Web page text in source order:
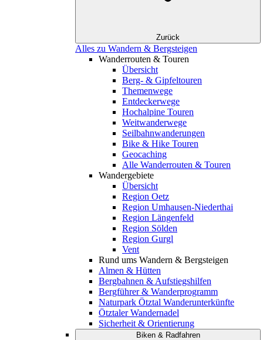
Zurück
Alles zu Wandern & Bergsteigen
Wanderrouten & Touren
Übersicht
Berg- & Gipfeltouren
Themenwege
Entdeckerwege
Hochalpine Touren
Weitwanderwege
Seilbahnwanderungen
Bike & Hike Touren
Geocaching
Alle Wanderrouten & Touren
Wandergebiete
Übersicht
Region Oetz
Region Umhausen-Niederthai
Region Längenfeld
Region Sölden
Region Gurgl
Vent
Rund ums Wandern & Bergsteigen
Almen & Hütten
Bergbahnen & Aufstiegshilfen
Bergführer & Wanderprogramm
Naturpark Ötztal Wanderunterkünfte
Ötztaler Wandernadel
Sicherheit & Orientierung
Biken & Radfahren